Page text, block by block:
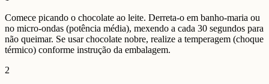
Comece picando o chocolate ao leite. Derreta-o em banho-maria ou
no micro-ondas (potência média), mexendo a cada 30 segundos para
não queimar. Se usar chocolate nobre, realize a temperagem (choque
térmico) conforme instrução da embalagem.
2